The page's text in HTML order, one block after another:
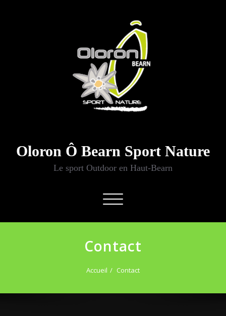
Oloron Ô Bearn Sport Nature
Le sport Outdoor en Haut-Bearn
Afficher/masquer
navigation
Contact
Accueil Contact